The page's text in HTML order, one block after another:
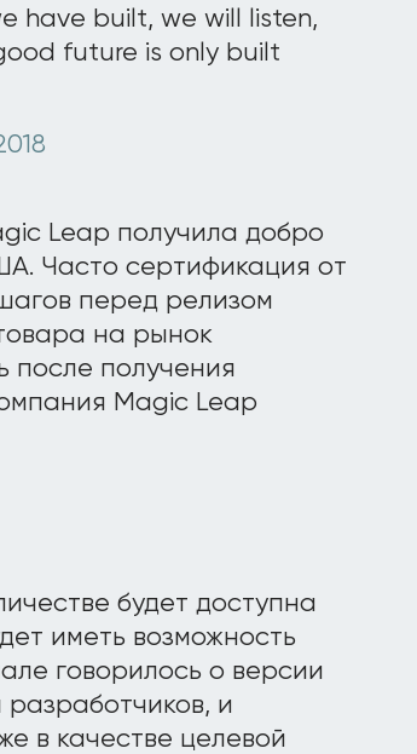
have built, we will listen,
future is only built
Leap получила добро
Часто сертификация от
перед релизом
на рынок
после получения
Magic Leap
будет доступна
иметь возможность
говорилось о версии
разработчиков, и
в качестве целевой